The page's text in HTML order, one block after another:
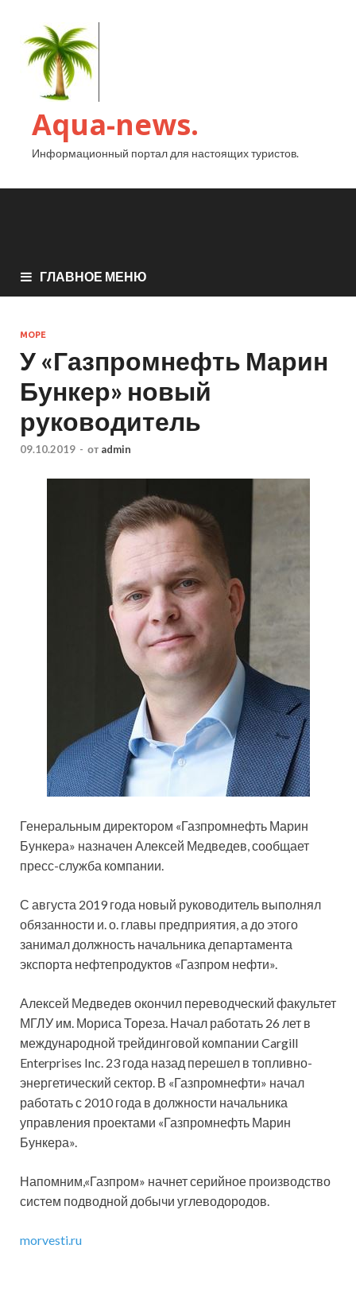
Aqua-news.
Информационный портал для настоящих туристов.
ГЛАВНОЕ МЕНЮ
МОРЕ
У «Газпромнефть Марин
Бункер» новый
руководитель
09.10.2019 - от admin
Генеральным директором «Газпромнефть Марин
Бункера» назначен Алексей Медведев, сообщает
пресс-служба компании.
С августа 2019 года новый руководитель выполнял
обязанности и. о. главы предприятия, а до этого
занимал должность начальника департамента
экспорта нефтепродуктов «Газпром нефти».
Алексей Медведев окончил переводческий факультет
МГЛУ им. Мориса Тореза. Начал работать 26 лет в
международной трейдинговой компании Cargill
Enterprises Inc. 23 года назад перешел в топливно-
энергетический сектор. В «Газпромнефти» начал
работать с 2010 года в должности начальника
управления проектами «Газпромнефть Марин
Бункера».
Напомним,«Газпром» начнет серийное производство
систем подводной добычи углеводородов.
morvesti.ru